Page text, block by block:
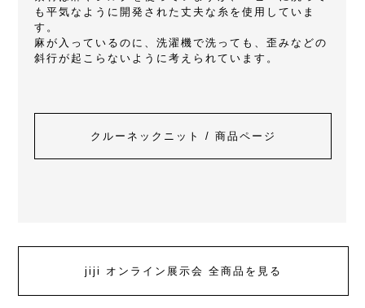
も平気なように開発された丈夫な糸を使用していま
す。
麻が入っているのに、洗濯機で洗っても、歪みなどの
斜行が起こらないように考えられています。
クルーネックニット / 商品ページ
jiji オンライン展示会 全商品を見る